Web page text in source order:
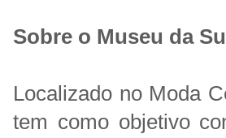
Sobre o Museu da
Localizado no Moda
tem como objetivo